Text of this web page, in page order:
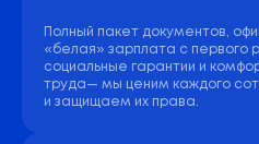
Полный пакет документов,
«белая» зарплата с первого
социальные гарантии и
труда— мы ценим каждого
и защищаем их права.